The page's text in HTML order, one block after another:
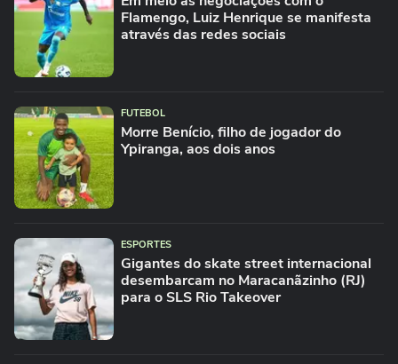
Flamengo, Luiz Henrique se manifesta
através das redes sociais
FUTEBOL
Morre Benício, filho de jogador do
Ypiranga, aos dois anos
ESPORTES
Gigantes do skate street internacional
desembarcam no Maracanãzinho (RJ)
para o SLS Rio Takeover